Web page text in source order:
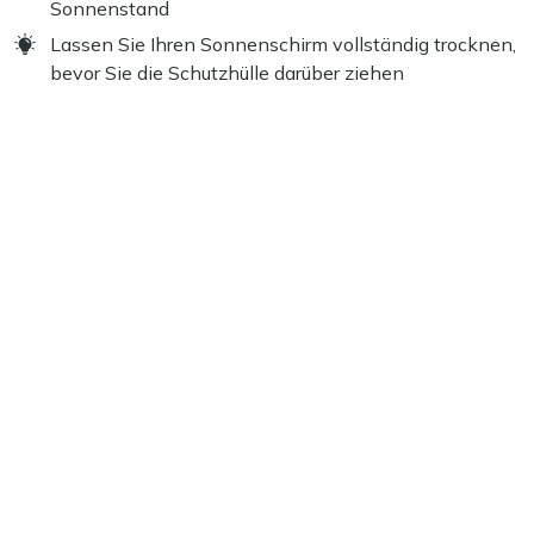
Sonnenstand
Lassen Sie Ihren Sonnenschirm vollständig trocknen,
bevor Sie die Schutzhülle darüber ziehen